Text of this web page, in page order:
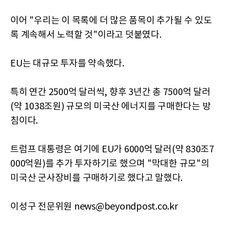
이어 "우리는 이 목록에 더 많은 품목이 추가될 수 있도
록 계속해서 노력할 것"이라고 덧붙였다.
EU는 대규모 투자를 약속했다.
특히 연간 2500억 달러씩, 향후 3년간 총 7500억 달러
(약 1038조원) 규모의 미국산 에너지를 구매한다는 방
침이다.
트럼프 대통령은 여기에 EU가 6000억 달러(약 830조7
000억원)를 추가 투자하기로 했으며 "막대한 규모"의
미국산 군사장비를 구매하기로 했다고 말했다.
이성구 전문위원 news@beyondpost.co.kr